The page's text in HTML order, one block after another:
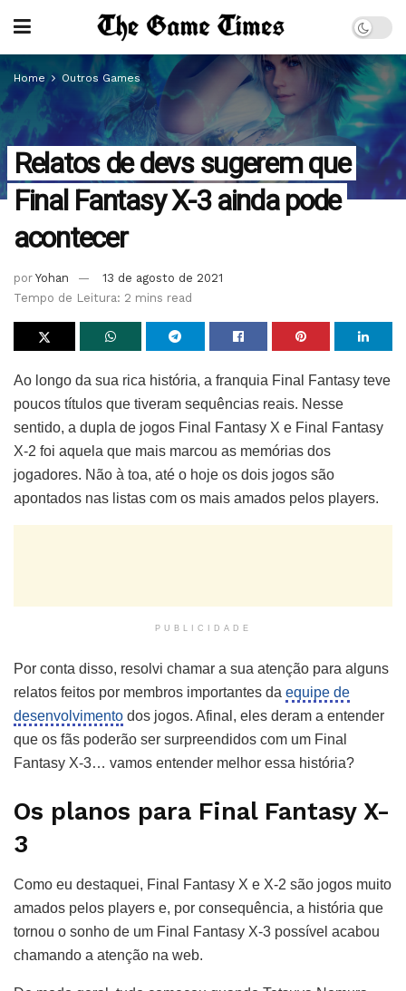
Home Outros Games
Relatos de devs sugerem que
Final Fantasy X-3 ainda pode
acontecer
por Yohan
13 de agosto de 2021
Tempo de Leitura: 2 mins read
Ao longo da sua rica história, a franquia Final Fantasy teve
poucos títulos que tiveram sequências reais. Nesse
sentido, a dupla de jogos Final Fantasy X e Final Fantasy
X-2 foi aquela que mais marcou as memórias dos
jogadores. Não à toa, até o hoje os dois jogos são
apontados nas listas com os mais amados pelos players.
PUBLICIDADE
Por conta disso, resolvi chamar a sua atenção para alguns
relatos feitos por membros importantes da equipe de
desenvolvimento dos jogos. Afinal, eles deram a entender
que os fãs poderão ser surpreendidos com um Final
Fantasy X-3… vamos entender melhor essa história?
Os planos para Final Fantasy X-
3
Como eu destaquei, Final Fantasy X e X-2 são jogos muito
amados pelos players e, por consequência, a história que
tornou o sonho de um Final Fantasy X-3 possível acabou
chamando a atenção na web.